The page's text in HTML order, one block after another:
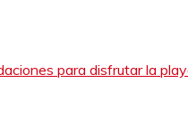
para disfrutar la